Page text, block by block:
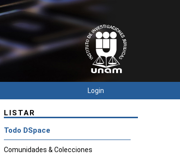
Login
LISTAR
Todo DSpace
Comunidades & Colecciones